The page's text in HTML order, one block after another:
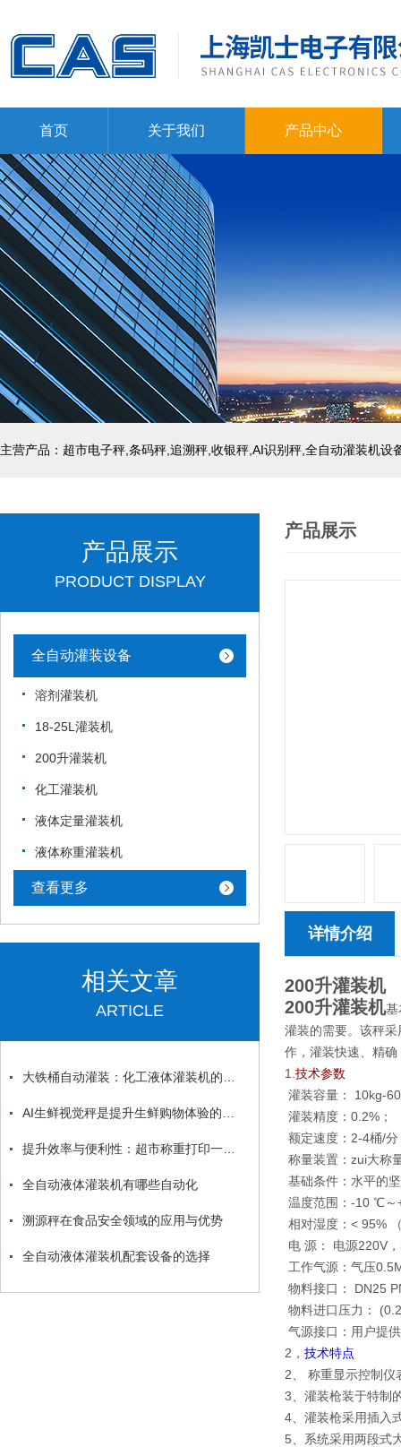
首页 关于我们 产品中心
主营产品：超市电子秤,条码秤,追溯秤,收银秤,AI识别秤,全自动灌装机设
产品展示
PRODUCT DISPLAY
全自动灌装设备
溶剂灌装机
18-25L灌装机
200升灌装机
化工灌装机
液体定量灌装机
液体称重灌装机
查看更多
相关文章
ARTICLE
全自动液体灌装机有哪些自动化
溯源秤在食品安全领域的应用与优势
全自动液体灌装机配套设备的选择
产品展示
详情介绍
200升灌装机
200升灌装机基
灌装的需要。该秤
作，灌装快速、精
1. 技术参数
灌装容量： 10kg-
灌装精度：0.2%；
额定速度：2-4桶/
称量装置：zui大称
基础条件：水平的
温度范围：-10 ℃
相对湿度：< 95%
电 源： 电源220V
工作气源：气压
物料接口： DN25
物料进口压力：
气源接口：用户提
2， 技术特点
2、 称重显示控制仪
3、灌装枪装于特制
4、灌装枪采用插入
5、系统采用两段式